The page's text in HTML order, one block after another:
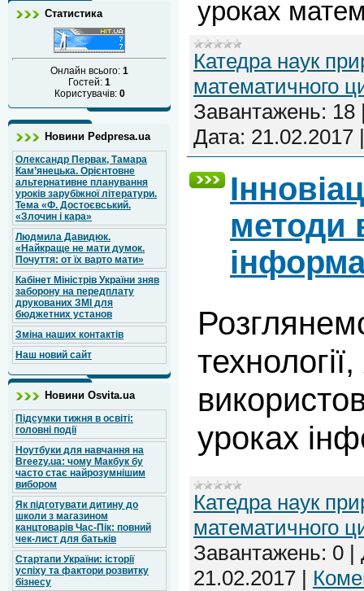
Статистика
Онлайн всього: 1
Гостей: 1
Користувачів: 0
Новини Pedpresa.ua
Олександр Первак, Тамара
Кам’янецька. Орієнтовне
альтернативне планування
уроків зарубіжної літератури.
Тема «Ф. Достоєвський.
«Злочин і кара»
Людмила Давидюк.
«Найкраще не мати думок.
Почуття: от їх варто мати»
Кабінет Міністрів України зняв
заборону на передплату
друкованих ЗМІ для
бюджетних установ
Зміна наших контактів
Наш новий сайт
Новини Osvita.ua
Підсумки тижня в освіті:
головні події
Ноутбуки для навчання на
Breezy.ua: чому Макбук бу
часто стає найрозумнішим
вибором
Як підготувати дитину до
школи з магазином
канцтоварів Час-Пік: повний
чек-лист для батьків
Стартапи України: історії
успіху та фактори розвитку
бізнесу
уроках
Катедра наук
математичного
Завантажень: 18
Дата: 21.02.2017
методи
уроках
Катедра наук
математичного
Завантажень: 0 |
21.02.2017 |